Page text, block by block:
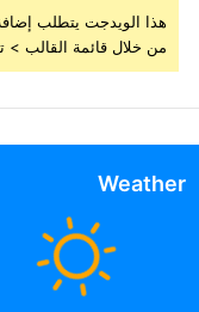
هذا الويدجت يتطلب
من خلال قائمة القالب >
Weather